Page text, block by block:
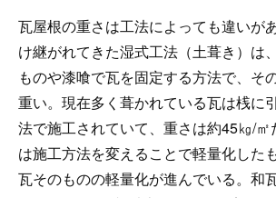
瓦屋根の重さは工法によっても違いが
け継がれてきた湿式工法（土葺き）は
ものや漆喰で瓦を固定する方法で、そ
重い。現在多く葺かれている瓦は桟に
法で施工されていて、重さは約45㎏/
は施工方法を変えることで軽量化した
瓦そのものの軽量化が進んでいる。和